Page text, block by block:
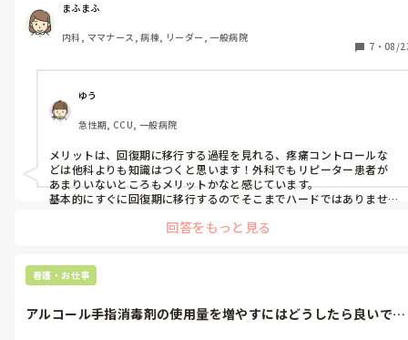
まふまふ
内科, ママナース, 病棟, リーダー, 一般病院
7 ・ 08/
ゆう
急性期, CCU, 一般病院
メリットは、回復期に移行する過程を見れる、疼痛コントロールな
どは他科よりも知識はつくと思います！外科でもリピーター患者が
あまりいないところもメリットかなと感じています。
基本的にすぐに回復期に移行するのでそこまでハードではありませ
回答をもっと見る
看護・お仕事
アルコール手指消毒剤の使用量を増やすにはどうしたら良いです